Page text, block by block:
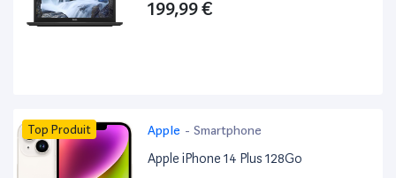
199,99 €
Top Produit Apple - Smartphone
Apple iPhone 14 Plus 128Go